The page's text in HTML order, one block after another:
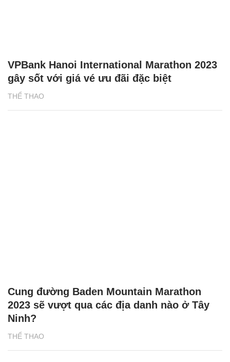
THỂ THAO
VPBank Hanoi International Marathon 2023
gây sốt với giá vé ưu đãi đặc biệt
THỂ THAO
Cung đường Baden Mountain Marathon
2023 sẽ vượt qua các địa danh nào ở Tây
Ninh?